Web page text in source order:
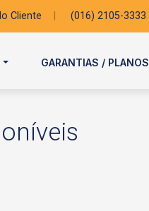
Cliente (016) 2105-3333
GARANTIAS / PLANOS